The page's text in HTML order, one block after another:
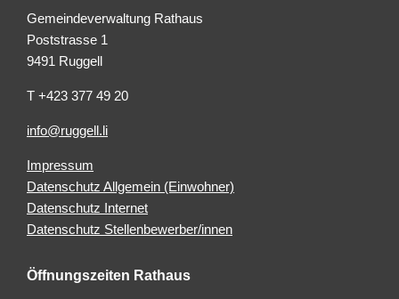
Gemeindeverwaltung Rathaus
Poststrasse 1
9491 Ruggell
T +423 377 49 20
info@ruggell.li
Impressum
Datenschutz Allgemein (Einwohner)
Datenschutz Internet
Datenschutz Stellenbewerber/innen
Öffnungszeiten Rathaus